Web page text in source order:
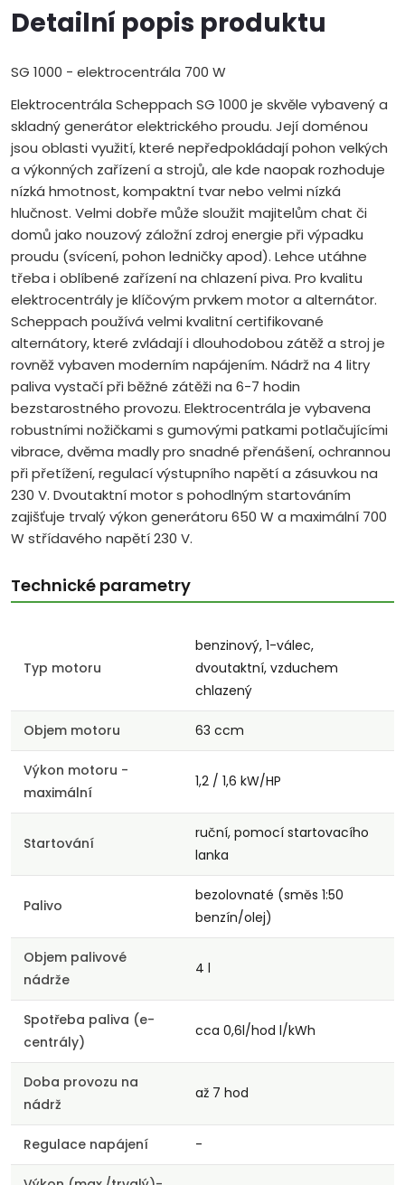
Detailní popis produktu
SG 1000 - elektrocentrála 700 W
Elektrocentrála Scheppach SG 1000 je skvěle vybavený a
skladný generátor elektrického proudu. Její doménou
jsou oblasti využití, které nepředpokládají pohon velkých
a výkonných zařízení a strojů, ale kde naopak rozhoduje
nízká hmotnost, kompaktní tvar nebo velmi nízká
hlučnost. Velmi dobře může sloužit majitelům chat či
domů jako nouzový záložní zdroj energie při výpadku
proudu (svícení, pohon ledničky apod). Lehce utáhne
třeba i oblíbené zařízení na chlazení piva. Pro kvalitu
elektrocentrály je klíčovým prvkem motor a alternátor.
Scheppach používá velmi kvalitní certifikované
alternátory, které zvládají i dlouhodobou zátěž a stroj je
rovněž vybaven moderním napájením. Nádrž na 4 litry
paliva vystačí při běžné zátěži na 6-7 hodin
bezstarostného provozu. Elektrocentrála je vybavena
robustními nožičkami s gumovými patkami potlačujícími
vibrace, dvěma madly pro snadné přenášení, ochrannou
při přetížení, regulací výstupního napětí a zásuvkou na
230 V. Dvoutaktní motor s pohodlným startováním
zajišťuje trvalý výkon generátoru 650 W a maximální 700
W střídavého napětí 230 V.
Technické parametry
Typ motoru
benzinový, 1-válec,
dvoutaktní, vzduchem
chlazený
Objem motoru 63 ccm
Výkon motoru -
maximální
1,2 / 1,6 kW/HP
Startování
ruční, pomocí startovacího
lanka
Palivo
bezolovnaté (směs 1:50
benzín/olej)
Objem palivové
nádrže
4 l
Spotřeba paliva (e-
centrály)
cca 0,6l/hod l/kWh
Doba provozu na
nádrž
až 7 hod
Regulace napájení -